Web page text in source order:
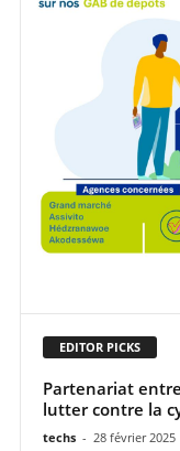
EDITOR PICKS
Partenariat
lutter contre la
techs - 28 février 2025